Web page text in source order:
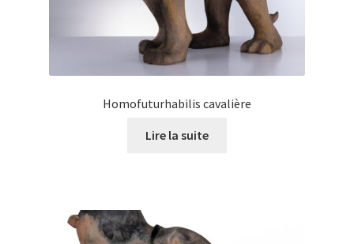
Homofuturhabilis cavalière
Lire la suite